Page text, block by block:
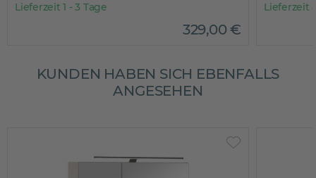
Lieferzeit 4 - 6 Wochen
KUNDEN HABEN SICH EBENFALLS
ANGESEHEN